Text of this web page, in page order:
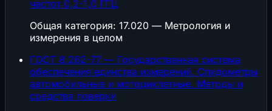
частот 0,2-1,0 ГГЦ
Общая категория: 17.020 — Метрология и
измерения в целом
ГОСТ 8.262-77 — Государственная система
обеспечения единства измерений. Спидометры
автомобильные и мотоциклетные. Методы и
средства поверки